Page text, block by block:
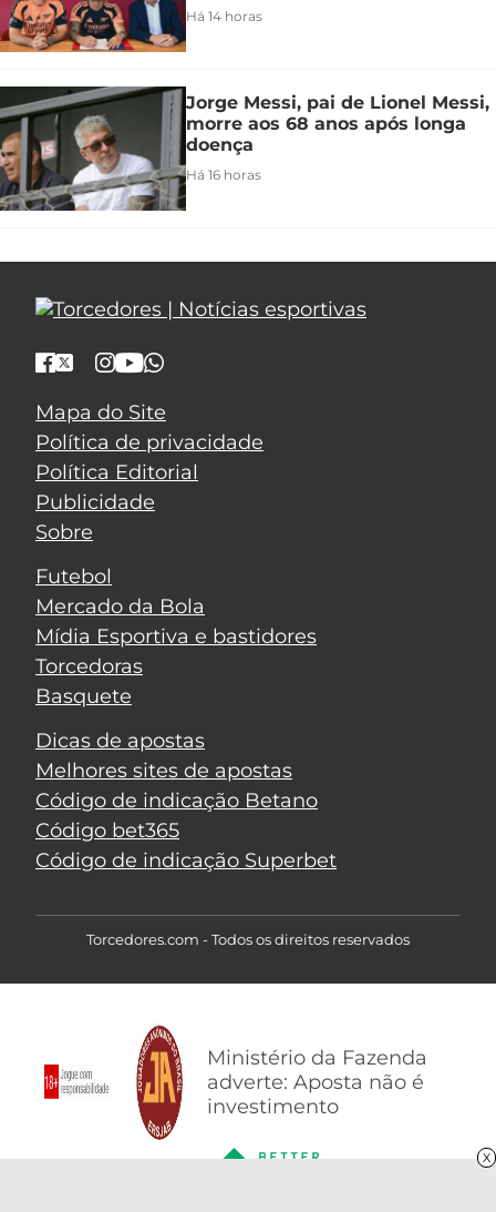
X
Há 14 horas
Jorge Messi, pai de Lionel Messi,
morre aos 68 anos após longa
doença
Há 16 horas
Mapa do Site
Política de privacidade
Política Editorial
Publicidade
Sobre
Futebol
Mercado da Bola
Mídia Esportiva e bastidores
Torcedoras
Basquete
Dicas de apostas
Melhores sites de apostas
Código de indicação Betano
Código bet365
Código de indicação Superbet
Torcedores.com - Todos os direitos reservados
Ministério da Fazenda
adverte: Aposta não é
investimento